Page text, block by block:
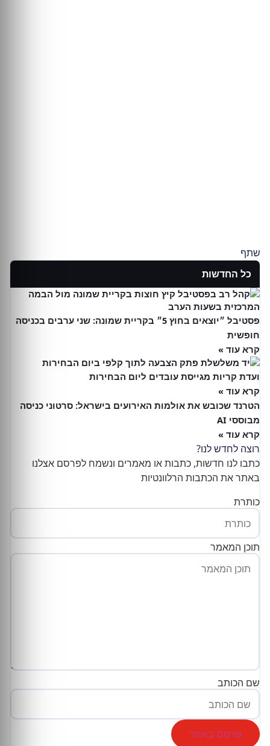
שתף
כל החדשות
פסטיבל ״יוצאים בחוץ 5״ בקריית שמונה: שני ערבים בכניסה
חופשית
קרא עוד »
ועדת קריות מגייסת עובדים ליום הבחירות
קרא עוד »
הטרנד שכובש את אולמות האירועים בישראל: סרטוני כניסה
מבוססי AI
קרא עוד »
רוצה לחדש לנו?
כתבו לנו חדשות, כתבות או מאמרים ונשמח לפרסם אצלנו
באתר את הכתבות הרלוונטיות
כותרת
תוכן המאמר
שם הכותב
פרסם באתר